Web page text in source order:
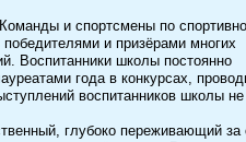
и спортсмены по
и призёрами многих
Воспитанники школы постоянно
года в конкурсах,
воспитанников школы не
глубоко переживающий